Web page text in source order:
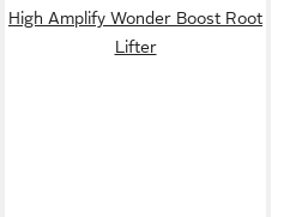
High Amplify Wonder Boost Root
Lifter